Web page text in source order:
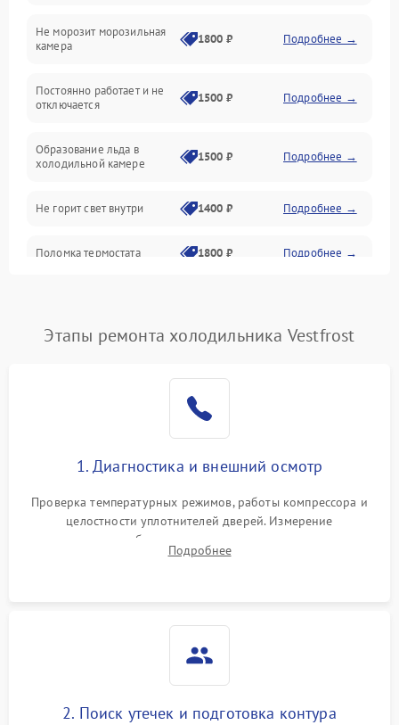
Дренаж
Не морозит морозильная
камера
1800 ₽ Подробнее →
Постоянно работает и не
отключается
1500 ₽ Подробнее →
Образование льда в
холодильной камере
1500 ₽ Подробнее →
Не горит свет внутри 1400 ₽ Подробнее →
Поломка термостата 1800 ₽ Подробнее →
Поломка системы No Frost 2600 ₽ Подробнее →
работе
2000 ₽ Подробнее →
1000 ₽
1800 ₽
Этапы ремонта холодильника Vestfrost
1. Диагностика и внешний осмотр
Проверка температурных режимов, работы компрессора и
целостности уплотнителей дверей. Измерение
сопротивления обмоток мотора, проверка термостата и
считывание кодов ошибок с электронного дисплея.
Подробнее
2. Поиск утечек и подготовка контура